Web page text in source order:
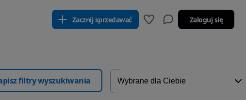
Zacznij sprzedawać Zaloguj się
filtry wyszukiwania